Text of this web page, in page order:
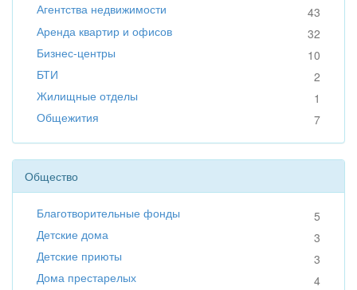
Агентства недвижимости
43
Аренда квартир и офисов
32
Бизнес-центры
10
БТИ
2
Жилищные отделы
1
Общежития
7
Общество
Благотворительные фонды
5
Детские дома
3
Детские приюты
3
Дома престарелых
4